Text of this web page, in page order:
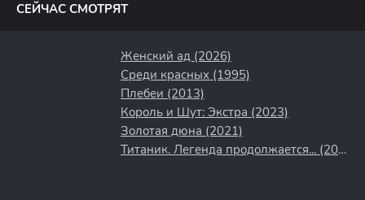
СЕЙЧАС СМОТРЯТ
Женский ад (2026)
Среди красных (1995)
Плебеи (2013)
Король и Шут: Экстра (2023)
Золотая дюна (2021)
Титаник. Легенда продолжается... (2000)